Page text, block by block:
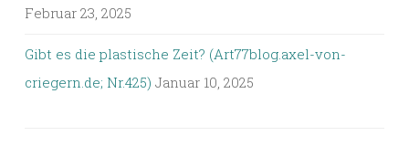
Februar 23, 2025
Gibt es die plastische Zeit? (Art77blog.axel-von-
criegern.de; Nr.425) Januar 10, 2025